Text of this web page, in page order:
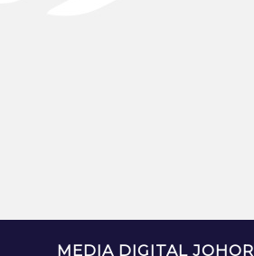
MEDIA DIGITAL JOHOR